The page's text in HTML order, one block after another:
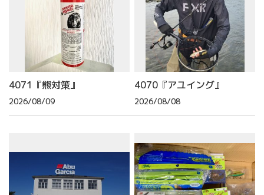
4071『熊対策』
2026/08/09
4070『アユイング』
2026/08/08